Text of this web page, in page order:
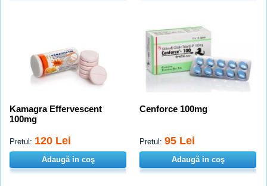
Kamagra Effervescent
100mg
Pretul: 120 Lei
Adaugă in coş
Cenforce 100mg
Pretul: 95 Lei
Adaugă in coş